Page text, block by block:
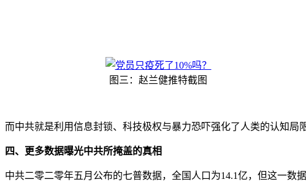
图三：赵兰健推特截图
而中共就是利用信息封锁、科技极权与暴力恐吓强化了人类的认知局
四、更多数据曝光中共所掩盖的真相
中共二零二零年五月公布的七普数据，全国人口为14.1亿，但这一